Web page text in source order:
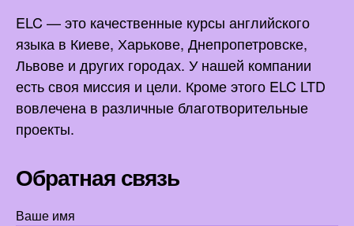
ELC — это качественные курсы английского
языка в Киеве, Харькове, Днепропетровске,
Львове и других городах. У нашей компании
есть своя миссия и цели. Кроме этого ELC LTD
вовлечена в различные благотворительные
проекты.
Обратная связь
Ваше имя